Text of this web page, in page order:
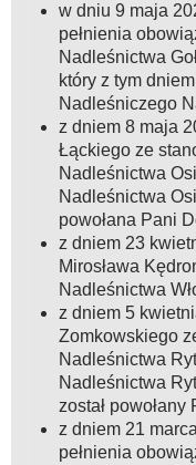
w dniu 9 maja
pełnienia
Nadleśnictwa
który z tym
Nadleśniczego
z dniem 8 maja
Łąckiego ze
Nadleśnictwa
Nadleśnictwa
powołana Pani
z dniem 23
Mirosława
Nadleśnictwa
z dniem 5
Zomkowskiego
Nadleśnictwa
Nadleśnictwa
został
z dniem 21
pełnienia